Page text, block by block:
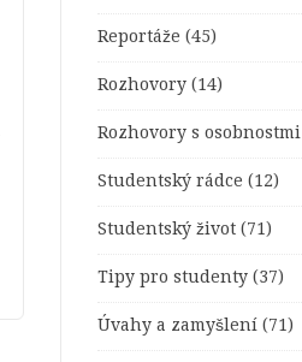
Reportáže (45)
Rozhovory (14)
Rozhovory s osobnostmi
Studentský rádce (12)
Studentský život (71)
Tipy pro studenty (37)
Úvahy a zamyšlení (71)